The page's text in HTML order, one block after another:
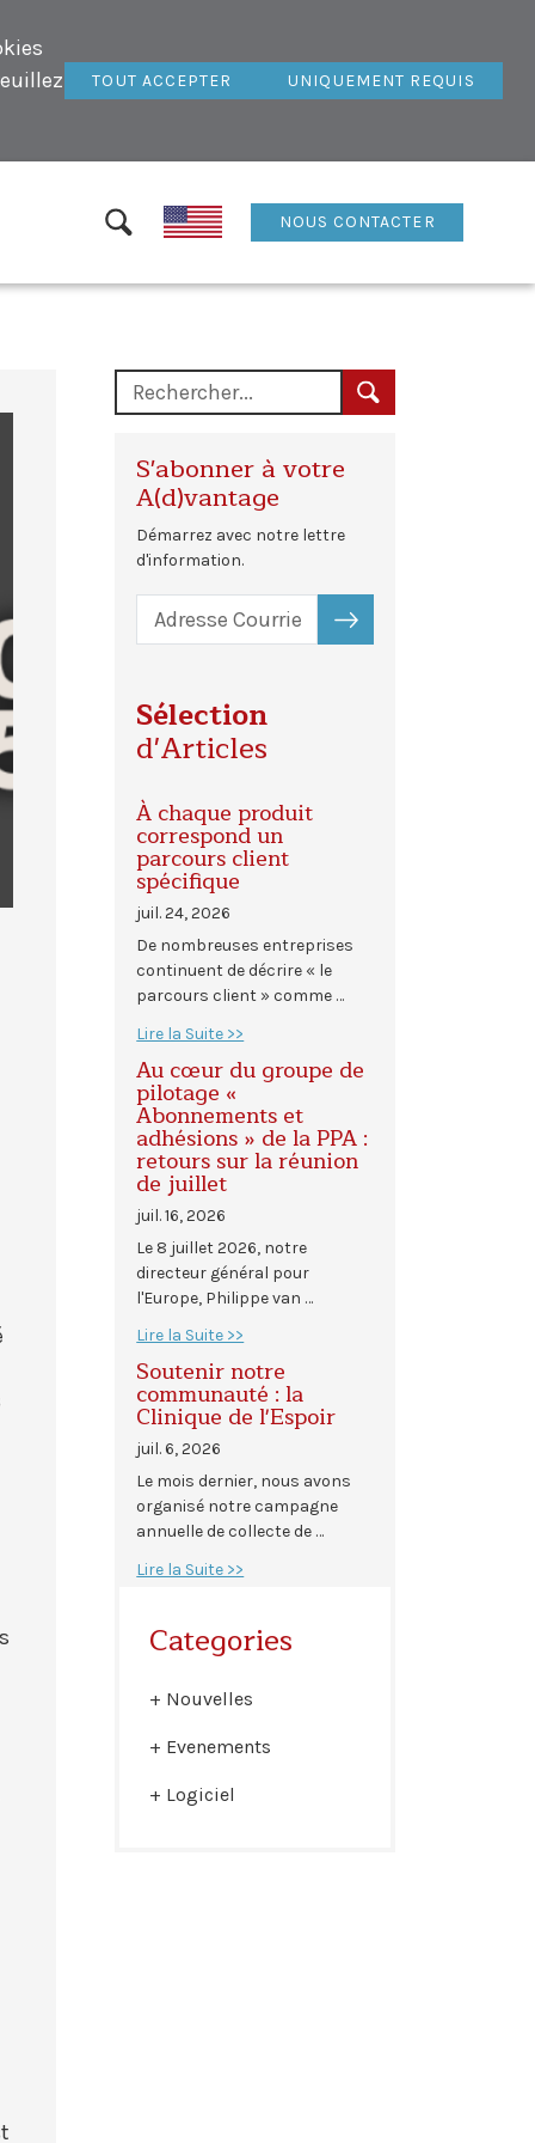
TOUT ACCEPTER UNIQUEMENT REQUIS
NOUS CONTACTER
S'abonner à votre
A(d)vantage
Démarrez avec notre lettre
d'information.
S'ABONNER
Sélection
d'Articles
À chaque produit
correspond un
parcours client
spécifique
juil. 24, 2026
De nombreuses entreprises
continuent de décrire « le
parcours client » comme …
Lire la Suite >>
Au cœur du groupe de
pilotage «
Abonnements et
adhésions » de la PPA :
retours sur la réunion
de juillet
juil. 16, 2026
Le 8 juillet 2026, notre
directeur général pour
l'Europe, Philippe van …
Lire la Suite >>
Soutenir notre
communauté : la
Clinique de l'Espoir
juil. 6, 2026
Le mois dernier, nous avons
organisé notre campagne
annuelle de collecte de …
Lire la Suite >>
Categories
Nouvelles
Evenements
Logiciel